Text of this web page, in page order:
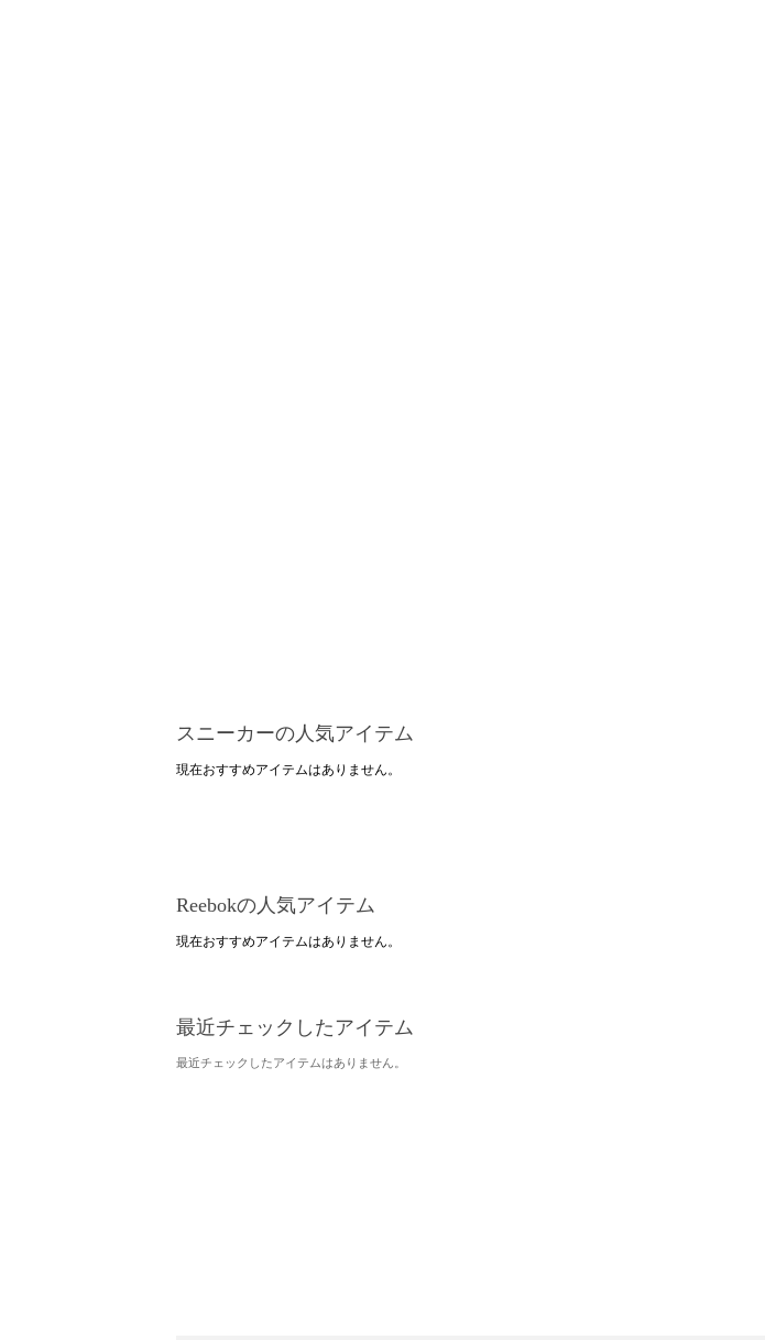
スニーカーの人気アイテム
現在おすすめアイテムはありません。
Reebokの人気アイテム
現在おすすめアイテムはありません。
最近チェックしたアイテム
最近チェックしたアイテムはありません。